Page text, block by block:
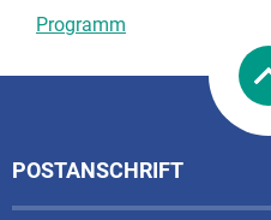
Programm
POSTANSCHRIFT